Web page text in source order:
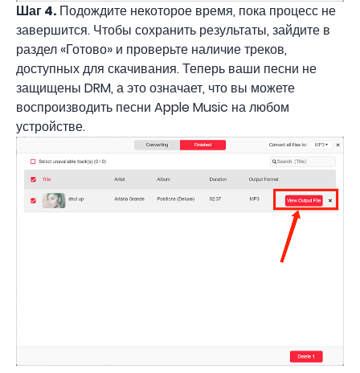
Шаг 4. Подождите некоторое время, пока процесс не
завершится. Чтобы сохранить результаты, зайдите в
раздел «Готово» и проверьте наличие треков,
доступных для скачивания. Теперь ваши песни не
защищены DRM, а это означает, что вы можете
воспроизводить песни Apple Music на любом
устройстве.